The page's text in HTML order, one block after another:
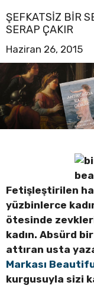
ŞEFKATSIZ BIR
SERAP ÇAKIR
Haziran 26, 2015
Fetişleştirilen
yüzbinlerce
ötesinde
kadın. Absürd
attıran usta
Markası
kurgusuyla sizi